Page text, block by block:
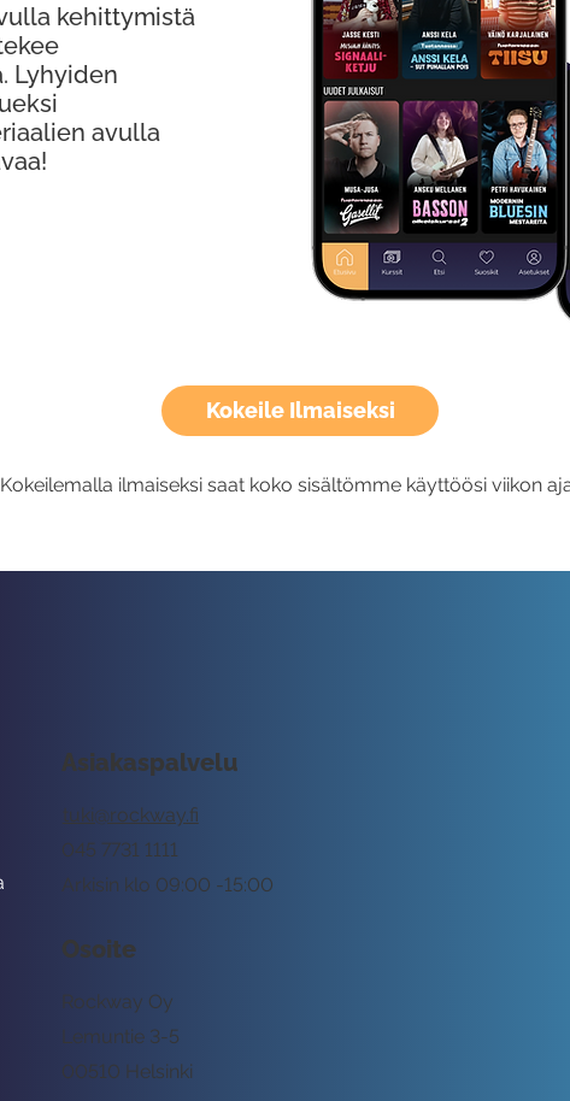
Kokeile Ilmaiseksi
Kokeilemalla ilmaiseksi saat koko sisältömme käyttöösi viikon
kehittymistä
Lyhyiden
avulla
Asiakaspalvelu
tuki@rockway.fi
Arkisin klo 09:00 -15:00
045 7731 1111
Osoite
Rockway Oy
Lemuntie 3-5
00510 Helsinki